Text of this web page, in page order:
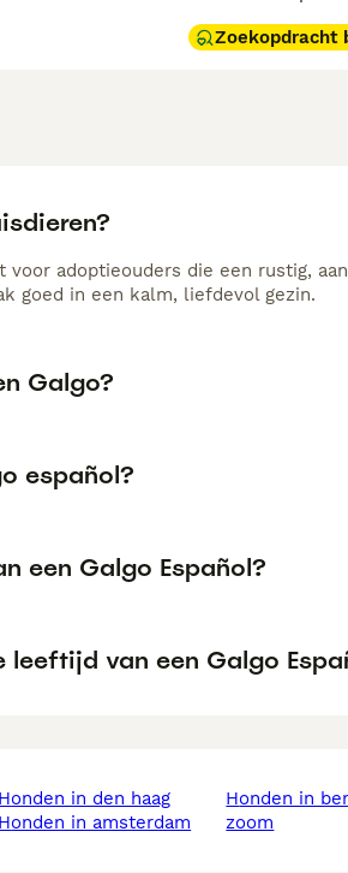
Zoekopdracht
voor adoptieouders die een rustig,
goed in een kalm, liefdevol gezin.
Galgo?
español?
een Galgo Español?
leeftijd van een Galgo
honden in den haag
honden in amsterdam
honden in bergen op
zoom